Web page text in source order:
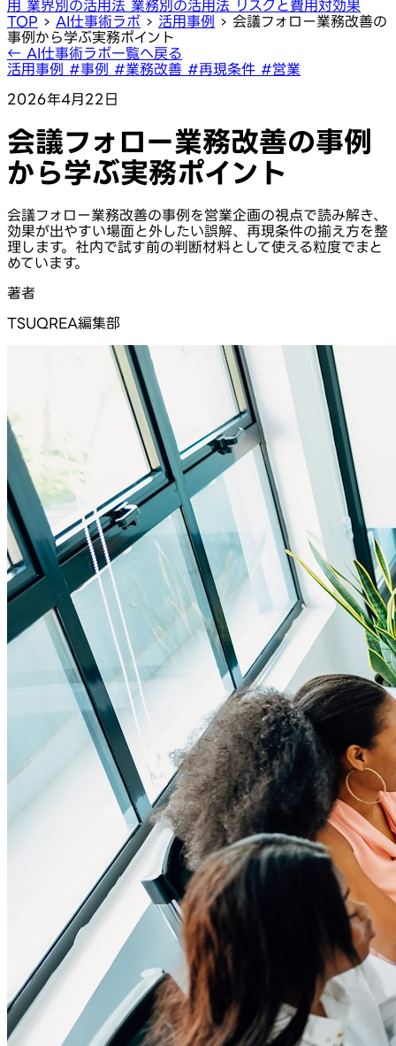
用 業界別の活用法 業務別の活用法 リスクと費用対効果
TOP › AI仕事術ラボ › 活用事例 › 会議フォロー業務改善の
事例から学ぶ実務ポイント
← AI仕事術ラボ一覧へ戻る
活用事例 #事例 #業務改善 #再現条件 #営業
2026年4月22日
会議フォロー業務改善の事例
から学ぶ実務ポイント
会議フォロー業務改善の事例を営業企画の視点で読み解き、
効果が出やすい場面と外したい誤解、再現条件の揃え方を整
理します。社内で試す前の判断材料として使える粒度でまと
めています。
著者
TSUQREA編集部